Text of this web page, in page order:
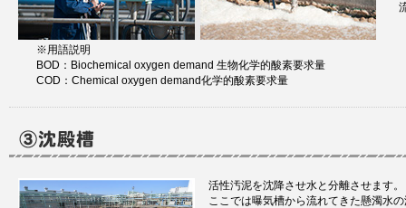
※用語説明
BOD：Biochemical oxygen demand 生物化学的酸素要求量
COD：Chemical oxygen demand化学的酸素要求量
活性汚泥を沈降させ水と分離させます。
ここでは曝気槽から流れてきた懸濁水